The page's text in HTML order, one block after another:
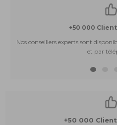
+50 000
Nos conseillers experts sont
et par
+50 000